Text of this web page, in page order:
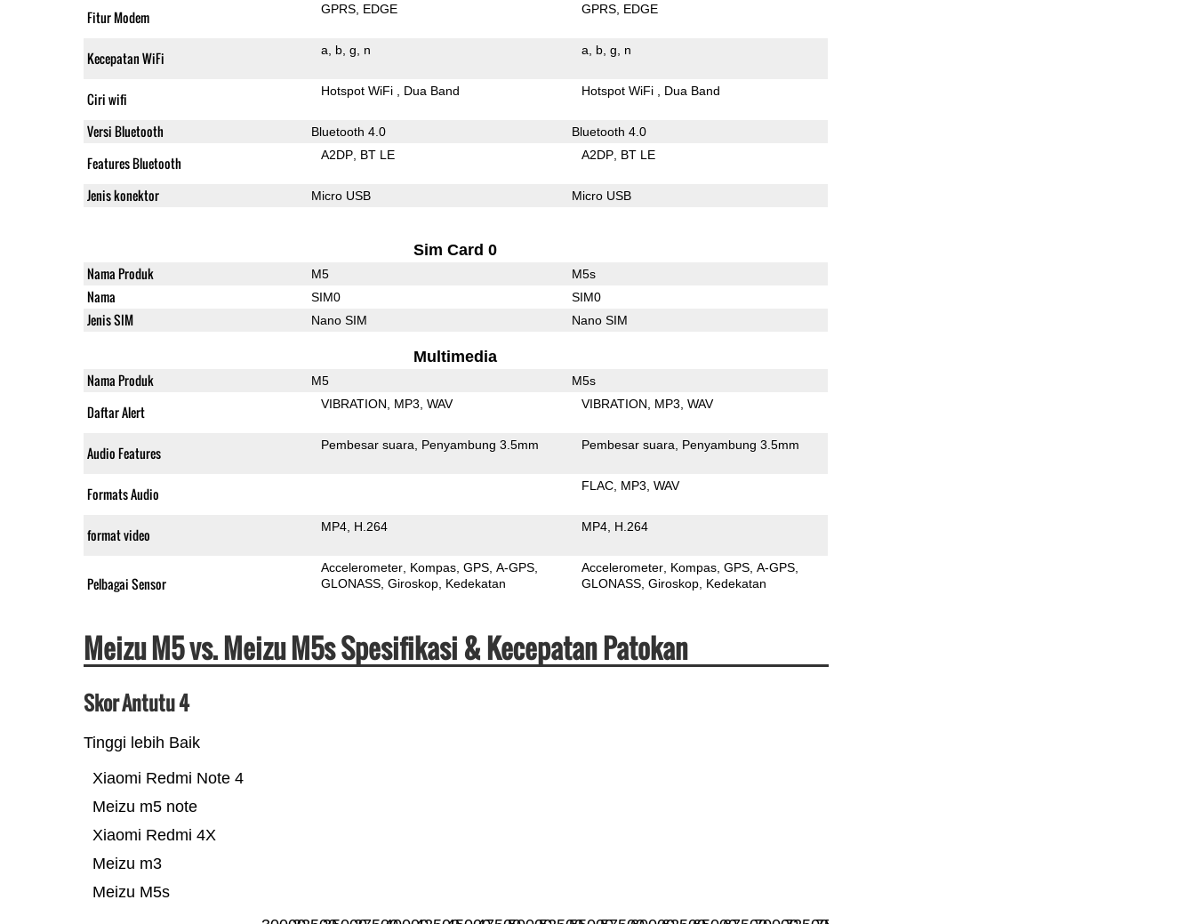
Fitur Modem GPRS EDGE GPRS EDGE
Kecepatan WiFi a b g n a b g n
Ciri wifi Hotspot WiFi Dua Band Hotspot WiFi Dua Band
Versi Bluetooth Bluetooth 4.0 Bluetooth 4.0
Features Bluetooth A2DP BT LE A2DP BT LE
Jenis konektor Micro USB Micro USB
Sim Card 0
Nama Produk M5 M5s
Nama SIM0 SIM0
Jenis SIM Nano SIM Nano SIM
Multimedia
Nama Produk M5 M5s
Daftar Alert VIBRATION MP3 WAV VIBRATION MP3 WAV
Audio Features Pembesar suara Penyambung 3.5mm Pembesar suara Penyambung 3.5mm
Formats Audio FLAC MP3 WAV
format video MP4 H.264 MP4 H.264
Pelbagai Sensor
Accelerometer Kompas GPS A-GPS
GLONASS Giroskop Kedekatan
Accelerometer Kompas GPS A-GPS
GLONASS Giroskop Kedekatan
Meizu M5 vs. Meizu M5s Spesifikasi & Kecepatan Patokan
Skor Antutu 4
Tinggi lebih Baik
Meizu M5s
Meizu m3
Xiaomi Redmi 4X
Meizu m5 note
Xiaomi Redmi Note 4